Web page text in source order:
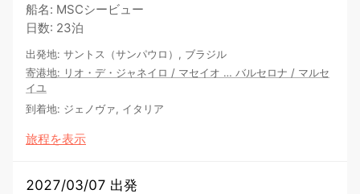
船名: MSCシービュー
日数: 23泊
出発地: サントス（サンパウロ）, ブラジル
寄港地: リオ・デ・ジャネイロ / マセイオ … バルセロナ / マルセ
イユ
到着地: ジェノヴァ, イタリア
旅程を表示
2027/03/07 出発